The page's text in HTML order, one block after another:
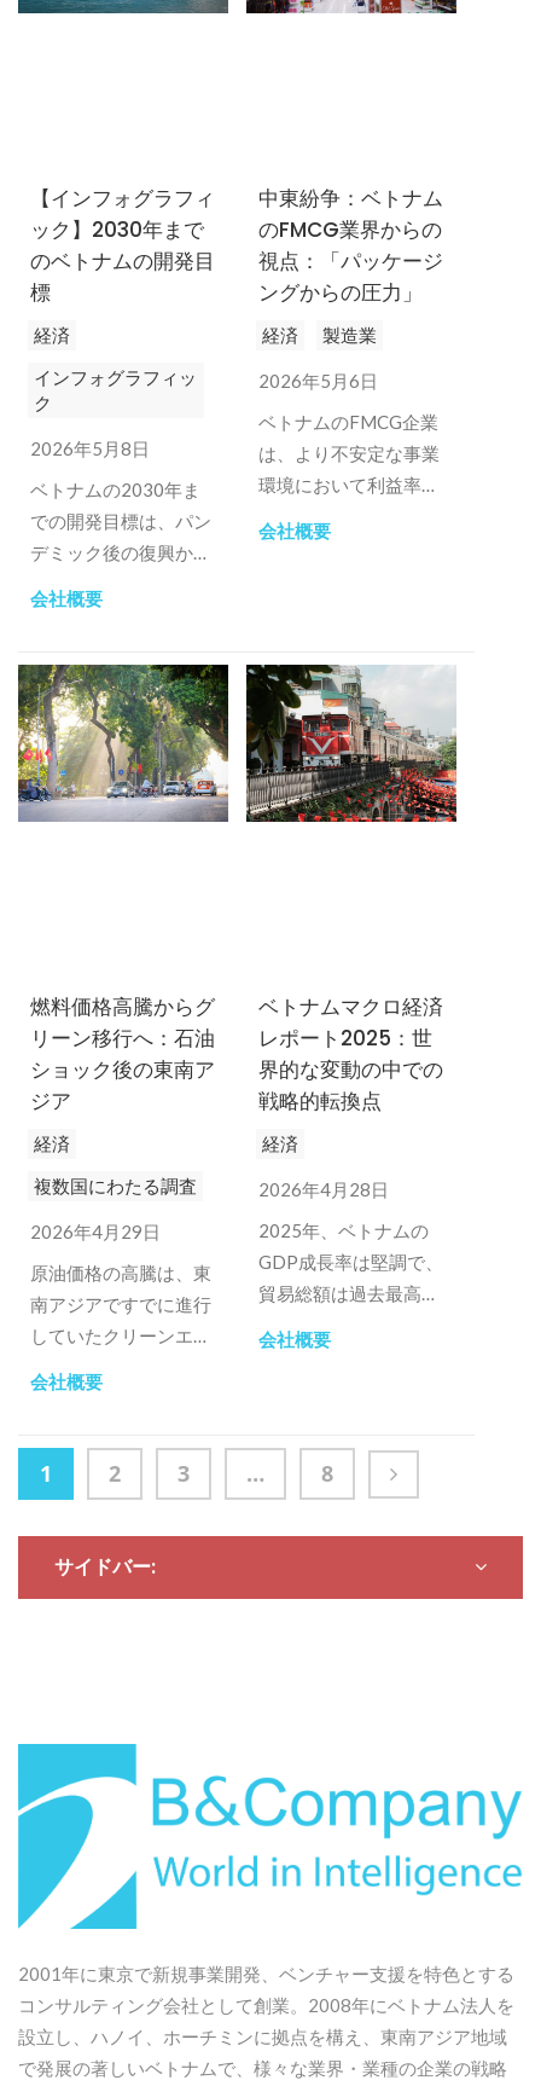
【インフォグラフィ
ック】2030年まで
のベトナムの開発目
標
経済
インフォグラフィッ
ク
2026年5月8日
ベトナムの2030年ま
での開発目標は、パン
デミック後の復興か
ベーション主導型の、
明確に転換しているこ
とを示している。.
会社概要
中東紛争：ベトナム
のFMCG業界からの
視点：「パッケージ
ングからの圧力」
経済 製造業
2026年5月6日
ベトナムのFMCG企業
は、より不安定な事業
環境において利益率を
るために、パッケージ
会社概要
燃料価格高騰からグ
リーン移行へ：石油
ショック後の東南ア
ジア
経済
複数国にわたる調査
2026年4月29日
原油価格の高騰は、東
南アジアですでに進行
していたクリーンエネ
加速させた。しかし、
よって大きく異なって
会社概要
ベトナムマクロ経済
レポート2025：世
界的な変動の中での
戦略的転換点
経済
2026年4月28日
2025年、ベトナムの
GDP成長率は堅調で、
貿易総額は過去最高の
り、株式市場の近代化
会社概要
1 2 3 … 8
サイドバー:
2001年に東京で新規事業開発、ベンチャー支援を特色とする
コンサルティング会社として創業。2008年にベトナム法人を
設立し、ハノイ、ホーチミンに拠点を構え、東南アジア地域
で発展の著しいベトナムで、様々な業界・業種の企業の戦略